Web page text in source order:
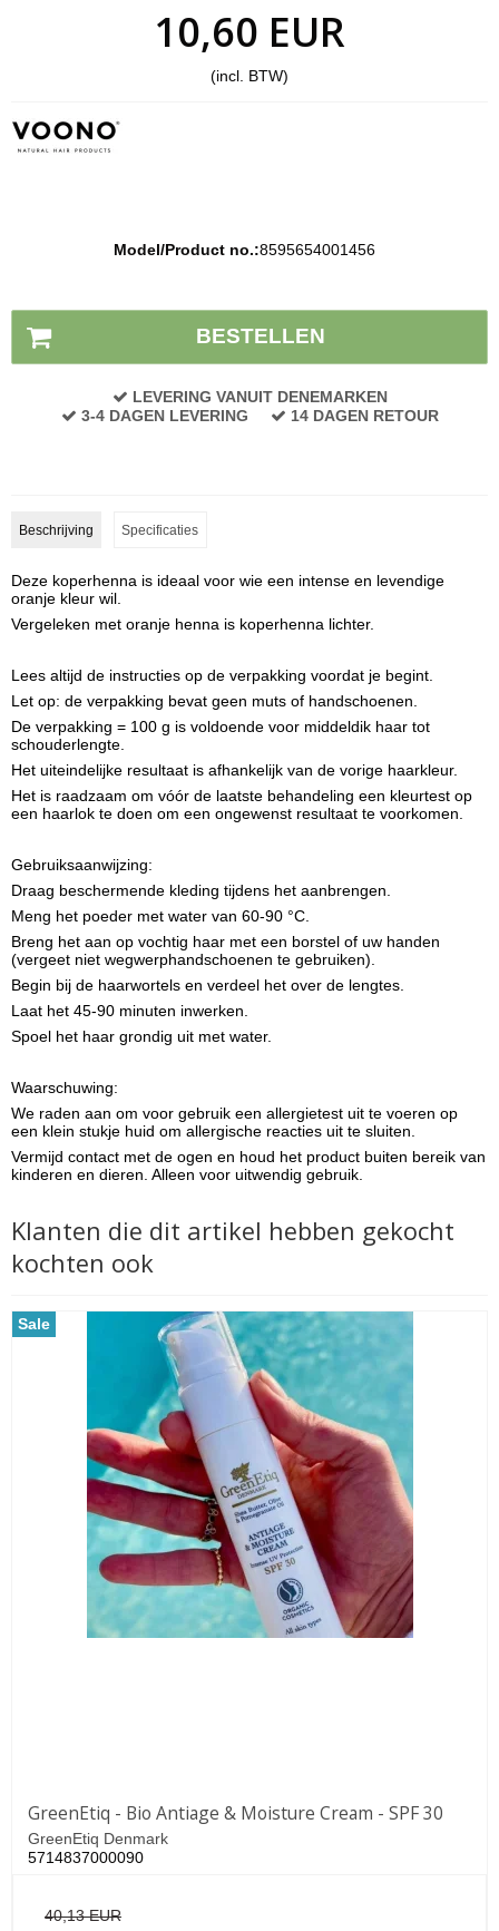
10,60 EUR
(incl. BTW)
Model/Product no.:8595654001456
BESTELLEN
LEVERING VANUIT DENEMARKEN
3-4 DAGEN LEVERING
14 DAGEN RETOUR
Beschrijving Specificaties
Deze koperhenna is ideaal voor wie een intense en levendige
oranje kleur wil.
Vergeleken met oranje henna is koperhenna lichter.
Lees altijd de instructies op de verpakking voordat je begint.
Let op: de verpakking bevat geen muts of handschoenen.
De verpakking = 100 g is voldoende voor middeldik haar tot
schouderlengte.
Het uiteindelijke resultaat is afhankelijk van de vorige haarkleur.
Het is raadzaam om vóór de laatste behandeling een kleurtest op
een haarlok te doen om een ongewenst resultaat te voorkomen.
Gebruiksaanwijzing:
Draag beschermende kleding tijdens het aanbrengen.
Meng het poeder met water van 60-90 °C.
Breng het aan op vochtig haar met een borstel of uw handen
(vergeet niet wegwerphandschoenen te gebruiken).
Begin bij de haarwortels en verdeel het over de lengtes.
Laat het 45-90 minuten inwerken.
Spoel het haar grondig uit met water.
Waarschuwing:
We raden aan om voor gebruik een allergietest uit te voeren op
een klein stukje huid om allergische reacties uit te sluiten.
Vermijd contact met de ogen en houd het product buiten bereik van
kinderen en dieren. Alleen voor uitwendig gebruik.
Klanten die dit artikel hebben gekocht
kochten ook
Sale
GreenEtiq - Bio Antiage & Moisture Cream - SPF 30
GreenEtiq Denmark
5714837000090
40,13 EUR